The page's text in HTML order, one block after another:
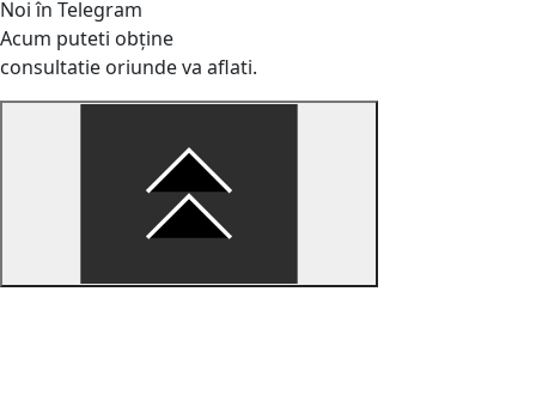
Noi în Telegram
Acum puteti obține
consultatie oriunde va aflati.